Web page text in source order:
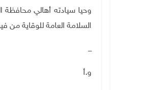
وحيا سيادته أهالي محافظة
السلامة العامة للوقاية من
ـــ
و.أ